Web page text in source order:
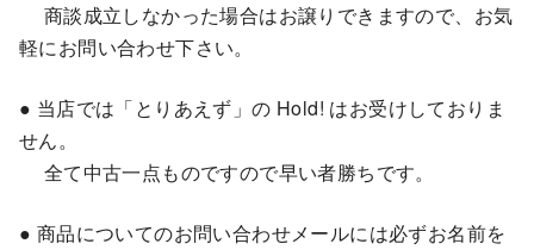
商談成立しなかった場合はお譲りできますので、お気
軽にお問い合わせ下さい。
● 当店では「とりあえず」の Hold! はお受けしておりま
せん。
全て中古一点ものですので早い者勝ちです。
● 商品についてのお問い合わせメールには必ずお名前を